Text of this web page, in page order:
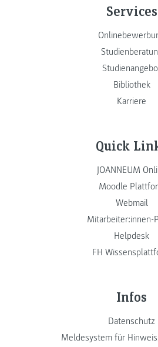
Services
Bibliothek
Karriere
Quick
JOANNEUM
Moodle
Webmail
Mitarbeiter:innen-
Helpdesk
FH
Infos
Datenschutz
Meldesystem für